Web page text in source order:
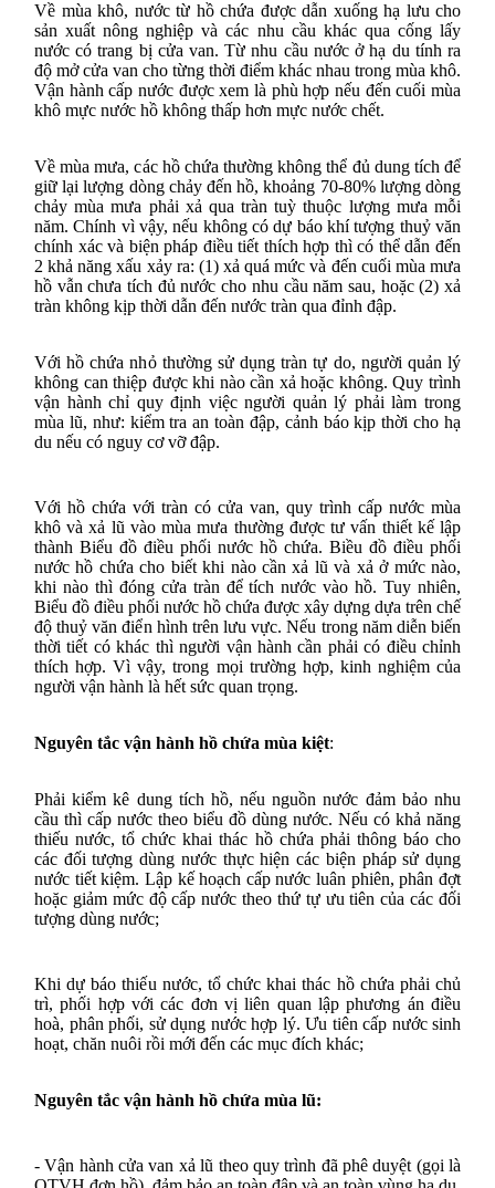
Về mùa khô, nước từ hồ chứa được dẫn xuống hạ lưu cho
sản xuất nông nghiệp và các nhu cầu khác qua cống lấy
nước có trang bị cửa van. Từ nhu cầu nước ở hạ du tính ra
độ mở cửa van cho từng thời điểm khác nhau trong mùa khô.
Vận hành cấp nước được xem là phù hợp nếu đến cuối mùa
khô mực nước hồ không thấp hơn mực nước chết.
Về mùa mưa, các hồ chứa thường không thể đủ dung tích để
giữ lại lượng dòng chảy đến hồ, khoảng 70-80% lượng dòng
chảy mùa mưa phải xả qua tràn tuỳ thuộc lượng mưa mỗi
năm. Chính vì vậy, nếu không có dự báo khí tượng thuỷ văn
chính xác và biện pháp điều tiết thích hợp thì có thể dẫn đến
2 khả năng xấu xảy ra: (1) xả quá mức và đến cuối mùa mưa
hồ vẫn chưa tích đủ nước cho nhu cầu năm sau, hoặc (2) xả
tràn không kịp thời dẫn đến nước tràn qua đỉnh đập.
Với hồ chứa nhỏ thường sử dụng tràn tự do, người quản lý
không can thiệp được khi nào cần xả hoặc không. Quy trình
vận hành chỉ quy định việc người quản lý phải làm trong
mùa lũ, như: kiểm tra an toàn đập, cảnh báo kịp thời cho hạ
du nếu có nguy cơ vỡ đập.
Với hồ chứa với tràn có cửa van, quy trình cấp nước mùa
khô và xả lũ vào mùa mưa thường được tư vấn thiết kế lập
thành Biểu đồ điều phối nước hồ chứa. Biều đồ điều phối
nước hồ chứa cho biết khi nào cần xả lũ và xả ở mức nào,
khi nào thì đóng cửa tràn để tích nước vào hồ. Tuy nhiên,
Biểu đồ điều phối nước hồ chứa được xây dựng dựa trên chế
độ thuỷ văn điển hình trên lưu vực. Nếu trong năm diễn biến
thời tiết có khác thì người vận hành cần phải có điều chỉnh
thích hợp. Vì vậy, trong mọi trường hợp, kinh nghiệm của
người vận hành là hết sức quan trọng.
Nguyên tắc vận hành hồ chứa mùa kiệt:
Phải kiểm kê dung tích hồ, nếu nguồn nước đảm bảo nhu
cầu thì cấp nước theo biểu đồ dùng nước. Nếu có khả năng
thiếu nước, tổ chức khai thác hồ chứa phải thông báo cho
các đối tượng dùng nước thực hiện các biện pháp sử dụng
nước tiết kiệm. Lập kế hoạch cấp nước luân phiên, phân đợt
hoặc giảm mức độ cấp nước theo thứ tự ưu tiên của các đối
tượng dùng nước;
Khi dự báo thiếu nước, tổ chức khai thác hồ chứa phải chủ
trì, phối hợp với các đơn vị liên quan lập phương án điều
hoà, phân phối, sử dụng nước hợp lý. Ưu tiên cấp nước sinh
hoạt, chăn nuôi rồi mới đến các mục đích khác;
Nguyên tắc vận hành hồ chứa mùa lũ:
- Vận hành cửa van xả lũ theo quy trình đã phê duyệt (gọi là